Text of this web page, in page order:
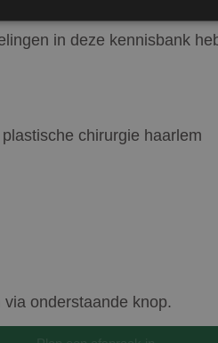
in deze kennisbank
onderstaande knop.